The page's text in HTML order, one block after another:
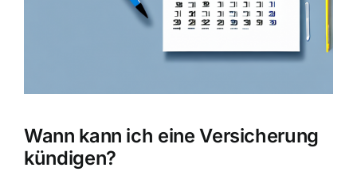
Weitere Tarifvergleiche
Wann kann ich eine Versicherung
kündigen?